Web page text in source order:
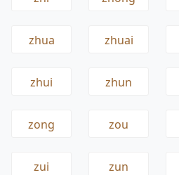
zhua zhuai
zhui zhun
zong zou
zui zun